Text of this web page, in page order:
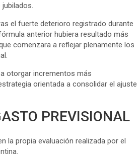
el fuerte deterioro registrado durante
anterior hubiera resultado más
comenzara a reflejar plenamente los
otorgar incrementos más
orientada a consolidar el ajuste
PREVISIONAL
la propia evaluación realizada por el